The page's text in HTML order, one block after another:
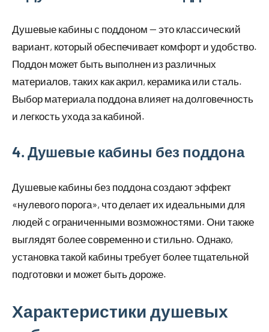
Душевые кабины с поддоном — это классический
вариант, который обеспечивает комфорт и удобство.
Поддон может быть выполнен из различных
материалов, таких как акрил, керамика или сталь.
Выбор материала поддона влияет на долговечность
и легкость ухода за кабиной.
4. Душевые кабины без поддона
Душевые кабины без поддона создают эффект
«нулевого порога», что делает их идеальными для
людей с ограниченными возможностями. Они также
выглядят более современно и стильно. Однако,
установка такой кабины требует более тщательной
подготовки и может быть дороже.
Характеристики душевых